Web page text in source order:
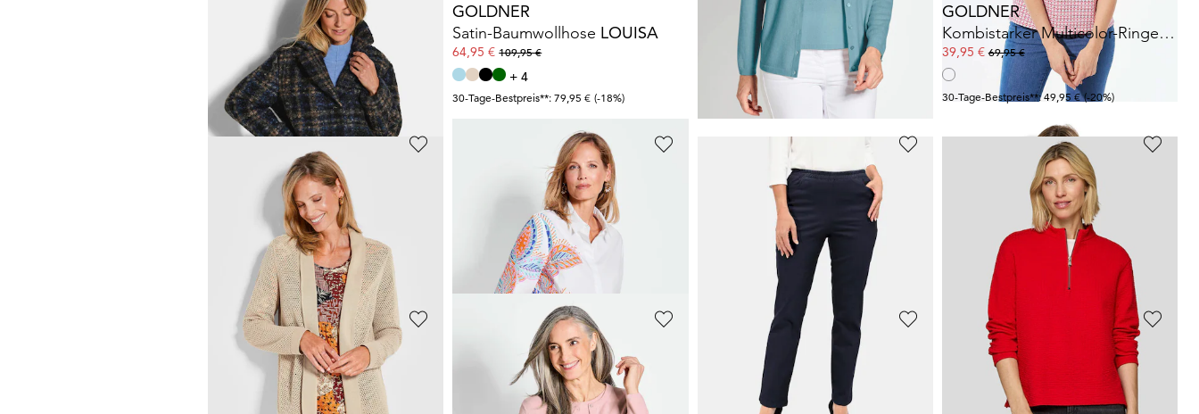
GOLDNER
59,95 €
30-Tage-Bestpreis**: 59,95 € (-16%)
GOLDNER
Satin-Baumwollhose LOUISA
64,95 €109,95 €
+ 4
30-Tage-Bestpreis**: 79,95 € (-18%)
GOLDNER
Jersey-Shirt in Blätterprint
14,95 € 59,95 €
30-Tage-Bestpreis**: 19,95 € (-25%)
GOLDNER
Kombistarker Multicolor-Ringelpullover
39,95 €69,95 €
30-Tage-Bestpreis**: 49,95 € (-20%)
GOLDNER
Wendedruckhose
99,95 €
Hemdbluse mit Perlenstickerei
99,95 €
30-Tage-Bestpreis**: 59,95 €
GOLDNER
139,95 €
30-Tage-Bestpreis**: 99,95 € (-10%)
BARBARA LEBEK
119,95 €
30-Tage-Bestpreis**: 59,97 €
BARBARA LEBEK
Bouclé-Mantel mit Karomuster
169,95 €
GOLDNER
139,95 €
BETTY BARCLAY
89,99 €
Strickjacke in Multicolor
129,99 €